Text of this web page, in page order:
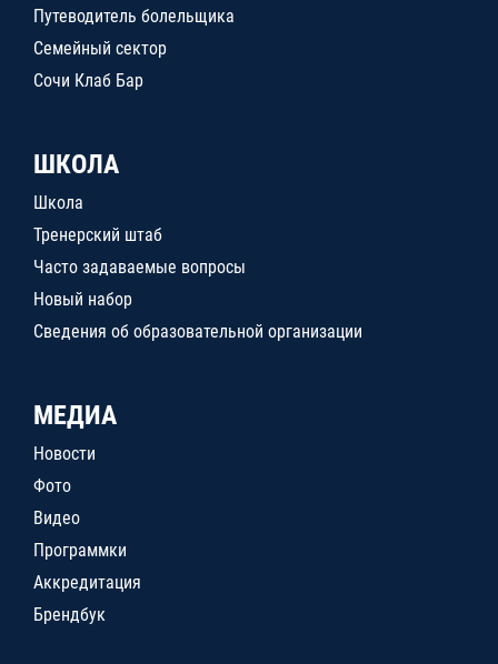
Путеводитель болельщика
Семейный сектор
Сочи Клаб Бар
ШКОЛА
Школа
Тренерский штаб
Часто задаваемые вопросы
Новый набор
Сведения об образовательной организации
МЕДИА
Новости
Фото
Видео
Программки
Аккредитация
Брендбук